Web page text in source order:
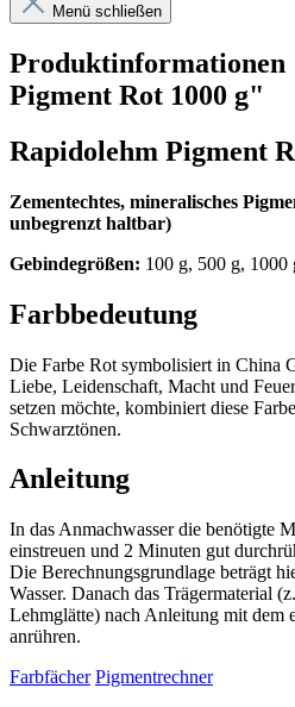
Menü schließen
Produktinformationen
Pigment Rot 1000 g"
Rapidolehm Pigment
Zementechtes, mineralisches
unbegrenzt haltbar)
Gebindegrößen: 100 g, 500 g, 1000
Farbbedeutung
Die Farbe Rot symbolisiert in China
Liebe, Leidenschaft, Macht und
setzen möchte, kombiniert diese
Schwarztönen.
Anleitung
In das Anmachwasser die benötigte
einstreuen und 2 Minuten gut
Die Berechnungsgrundlage beträgt
Wasser. Danach das Trägermaterial
Lehmglätte) nach Anleitung mit dem
anrühren.
Farbfächer Pigmentrechner